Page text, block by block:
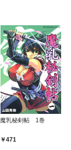
魔乳秘剣帖 1巻
471